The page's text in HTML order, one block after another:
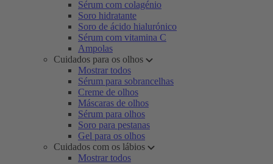
Sérum com colagénio
Soro hidratante
Soro de ácido hialurónico
Sérum com vitamina C
Ampolas
Cuidados para os olhos
Mostrar todos
Sérum para sobrancelhas
Creme de olhos
Máscaras de olhos
Sérum para olhos
Soro para pestanas
Gel para os olhos
Cuidados com os lábios
Mostrar todos